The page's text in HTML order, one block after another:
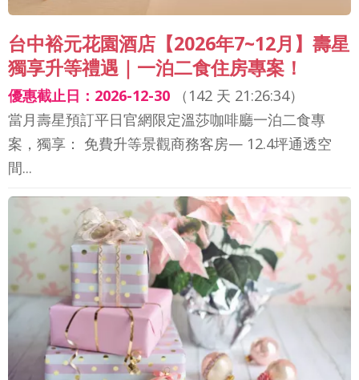
台中裕元花園酒店【2026年7~12月】壽星
獨享升等禮遇｜一泊二食住房專案！
優惠截止日：2026-12-30（ 142 天 21:26:32）
當月壽星預訂平日官網限定溫莎咖啡廳一泊二食專
案，獨享： 免費升等景觀商務客房— 12.4坪通透空
間...